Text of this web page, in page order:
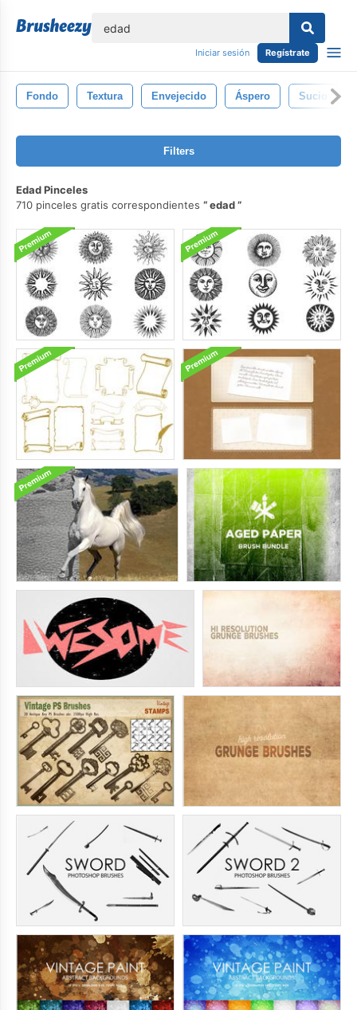
Iniciar sesión Regístrate
Fondo Textura Envejecido Áspero Sucio
Filters
Edad Pinceles
710 pinceles gratis correspondientes
edad